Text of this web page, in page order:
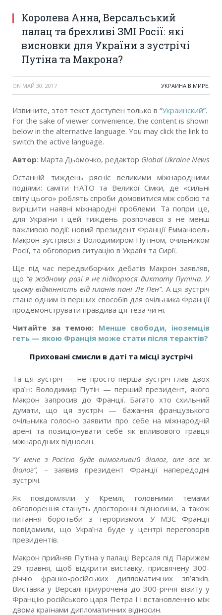
Королева Анна, Версальський
палац та брехливі ЗМІ Росії: які
висновки для України з зустрічі
Путіна та Макрона?
ON МАЙ 30, 2017 УКРАИНА В МИРЕ,
Извините, этот текст доступен только в “Украинский”.
For the sake of viewer convenience, the content is shown
below in the alternative language. You may click the link to
switch the active language.
Автор: Марта Дьомочко, редактор Global Ukraine News
Останній тиждень рясніє великими міжнародними
подіями: саміти НАТО та Великої Сімки, де «сильні
світу цього» роблять спроби домовитися між собою та
вирішити наявні міжнародні проблеми. Та попри це,
для України і цей тиждень розпочався з не менш
важливою події: новий президент Франції Емманюель
Макрон зустрівся з Володимиром Путіном, очільником
Росії, та обговорив ситуацію в Україні та Сирії.
Ще під час передвиборчих дебатів Макрон заявляв,
що “в жодному разі я не підкорюся диктату Путіна. У
цьому відмінність від планів пані Ле Пен”. А ця зустріч
стане одним із перших способів для очільника Франції
продемонструвати правдива ця теза чи ні.
Читайте за темою: Менше свободи, іноземців
геть — якою Франція може стати після терактів?
Приховані смисли в даті та місці зустрічі
Та ця зустріч — не просто перша зустріч глав двох
країн: Володимир Путін — перший президент, якого
Макрон запросив до Франції. Багато хто схильний
думати, що ця зустріч — бажання французького
очільника голосно заявити про себе на міжнародній
арені та позиціонувати себе як впливового гравця
міжнародних відносин.
“У мене з Росією буде вимогливий діалог, але все ж
діалог”, –
заявив президент Франції напередодні
зустрічі.
Як повідомляли у Кремлі, головними темами
обговорення стануть двосторонні відносини, а також
питання боротьби з тероризмом. У МЗС Франції
повідомили, що Україна буде у центрі переговорів
президентів.
Макрон прийняв Путіна у палаці Версаля під Парижем
29 травня, щоб відкрити виставку, присвячену 300-
річчю франко-російських дипломатичних зв’язків.
Виставка у Версалі приурочена до 300-річчя візиту у
Францію російського царя Петра I і встановленню між
двома країнами дипломатичних відносин.